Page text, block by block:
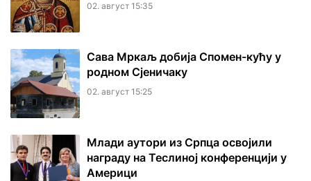
02. август 15:35
Сава Мркаљ добија Спомен-кућу у
родном Сјеничаку
02. август 15:25
Млади аутори из Српца освојили
награду на Теслиној конференцији у
Америци